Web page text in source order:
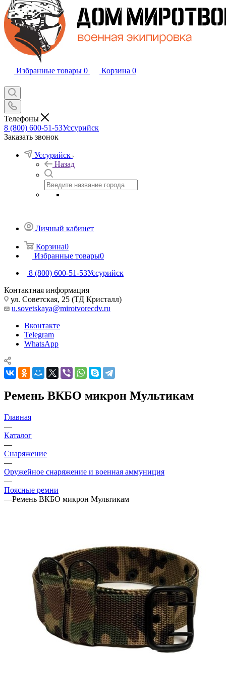
Избранные товары 0 Корзина 0
Телефоны
8 (800) 600-51-53Уссурийск
Заказать звонок
Уссурийск
Назад
Личный кабинет
Корзина0
Избранные товары0
8 (800) 600-51-53Уссурийск
Контактная информация
ул. Советская, 25 (ТД Кристалл)
u.sovetskaya@mirotvorecdv.ru
Вконтакте
Telegram
WhatsApp
Ремень ВКБО микрон Мультикам
Главная
—
Каталог
—
Снаряжение
—
Оружейное снаряжение и военная аммуниция
—
Поясные ремни
—Ремень ВКБО микрон Мультикам